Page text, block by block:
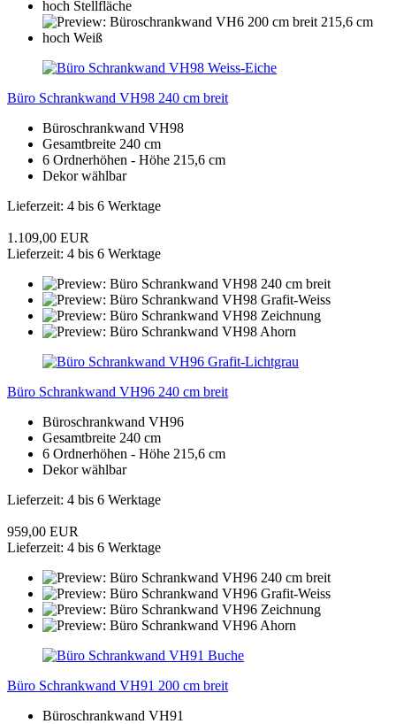
Büro Schrankwand VH98 240 cm breit
Büroschrankwand VH98
Gesamtbreite 240 cm
6 Ordnerhöhen - Höhe 215,6 cm
Dekor wählbar
Lieferzeit: 4 bis 6 Werktage
1.109,00 EUR
Lieferzeit: 4 bis 6 Werktage
Büro Schrankwand VH96 240 cm breit
Büroschrankwand VH96
Gesamtbreite 240 cm
6 Ordnerhöhen - Höhe 215,6 cm
Dekor wählbar
Lieferzeit: 4 bis 6 Werktage
959,00 EUR
Lieferzeit: 4 bis 6 Werktage
Büro Schrankwand VH91 200 cm breit
Büroschrankwand VH91